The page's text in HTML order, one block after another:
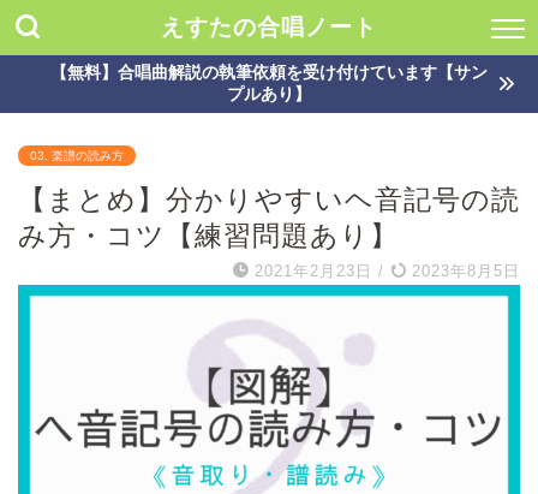
えすたの合唱ノート
【無料】合唱曲解説の執筆依頼を受け付けています【サン
プルあり】
03. 楽譜の読み方
【まとめ】分かりやすいヘ音記号の読
み方・コツ【練習問題あり】
2021年2月23日 / 2023年8月5日